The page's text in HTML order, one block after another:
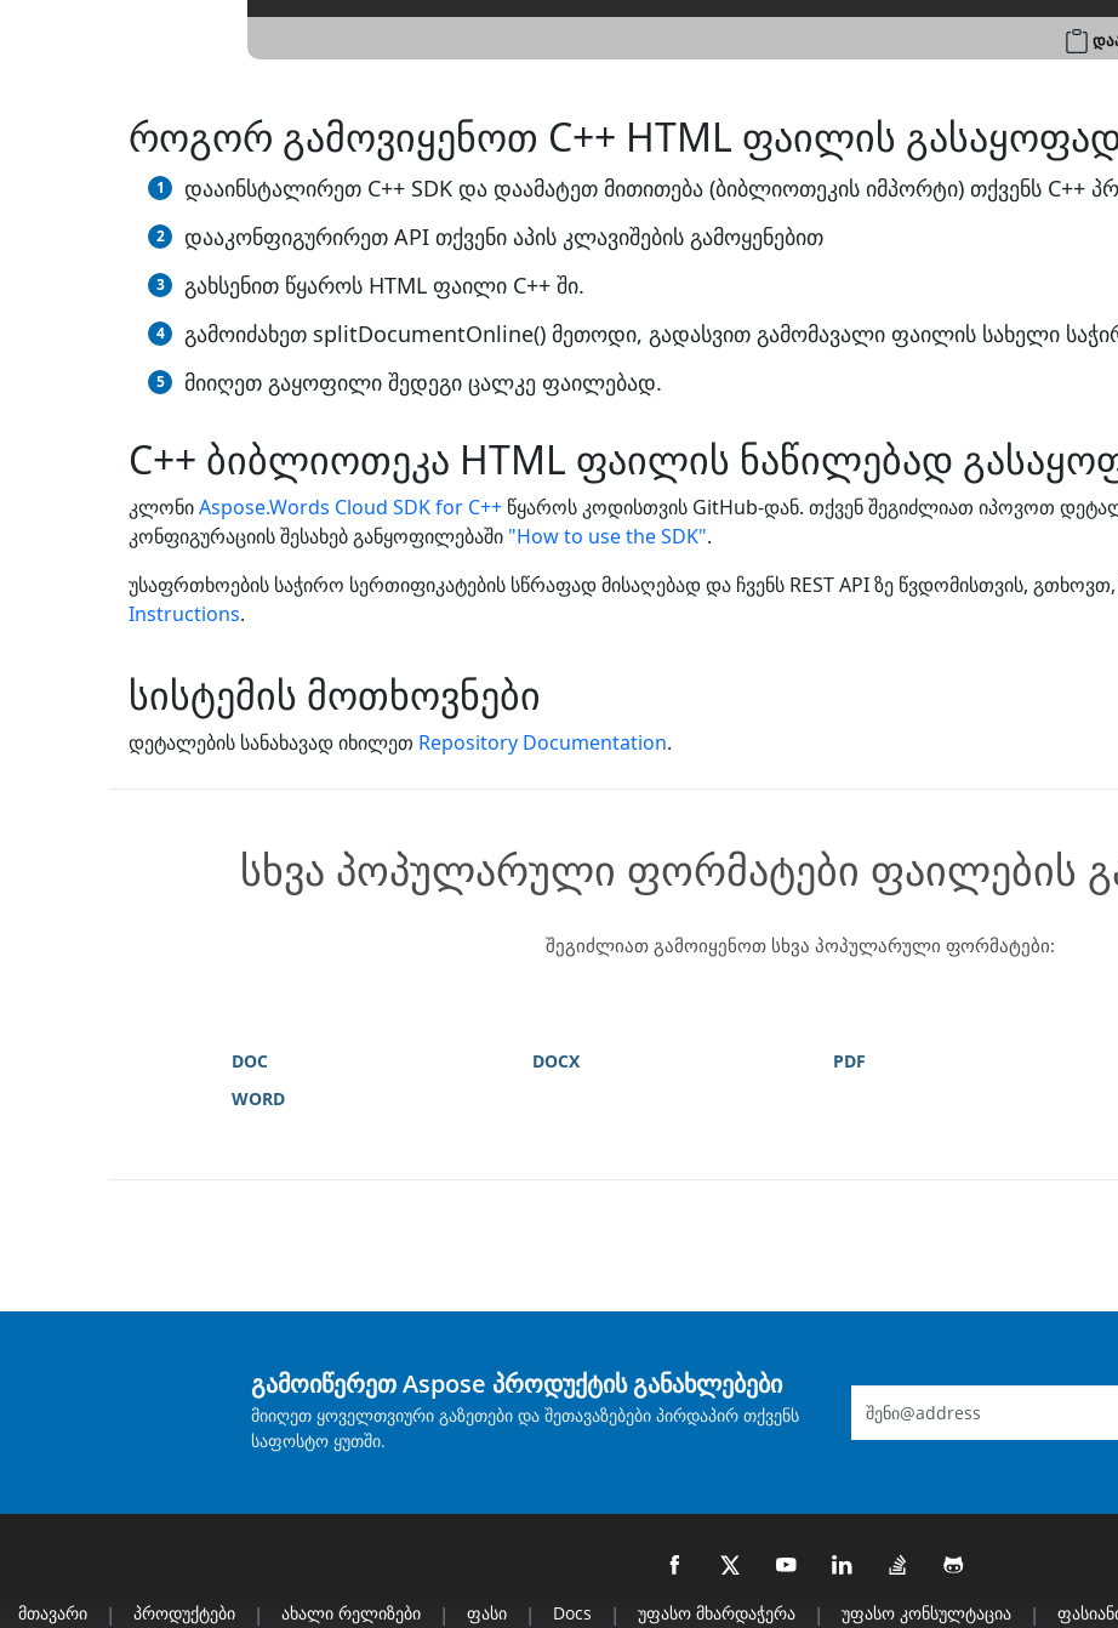
როგორ გამოვიყენოთ C++ HTML ფაილის
დააინსტალირეთ C++ SDK და დაამატეთ მითითება (ბიბლიოთეკის იმპორტი) თქვენს C++
დააკონფიგურირეთ API თქვენი აპის კლავიშების გამოყენებით
გახსენით წყაროს HTML ფაილი C++ ში.
გამოიძახეთ splitDocumentOnline() მეთოდი, გადასვით გამომავალი ფაილის სახელი
მიიღეთ გაყოფილი შედეგი ცალკე ფაილებად.
C++ ბიბლიოთეკა HTML ფაილის ნაწილებად
კლონიAspose.Words Cloud SDK for C++ წყაროს კოდისთვის GitHub-დან. თქვენ შეგიძლიათ იპოვოთ
კონფიგურაციის შესახებ განყოფილებაში "How to use the SDK".
უსაფრთხოების საჭირო სერთიფიკატების სწრაფად მისაღებად და ჩვენს REST API ზე წვდომისთვის,
Instructions.
სისტემის მოთხოვნები
დეტალების სანახავად იხილეთ Repository Documentation.
სხვა პოპულარული ფორმატები ფაილების
შეგიძლიათ გამოიყენოთ სხვა პოპულარული ფორმატები:
DOC DOCX PDF
WORD
გამოიწერეთ Aspose პროდუქტის განახლებები
მიიღეთ ყოველთვიური გაზეთები და შეთავაზებები პირდაპირ თქვენს
საფოსტო ყუთში.
Მთავარი | Პროდუქტები | Ახალი Რელიზები | Ფასი | Docs | Უფასო Მხარდაჭერა | Უფასო Კონსულტაცია |